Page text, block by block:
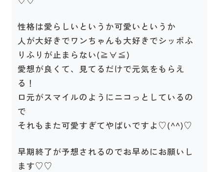
性格は愛らしいというか可愛いというか
人が大好きでワンちゃんも大好きでシッポふ
りふりが止まらない(≧∀≦)
愛想が良くて、見てるだけで元気をもらえ
る！
ロ元がスマイルのようにニコっとしているの
で
それもまた可愛すぎてやばいですよ♡(^^)♡
早期終了が予想されるのでお早めにお願いし
ます♡♡